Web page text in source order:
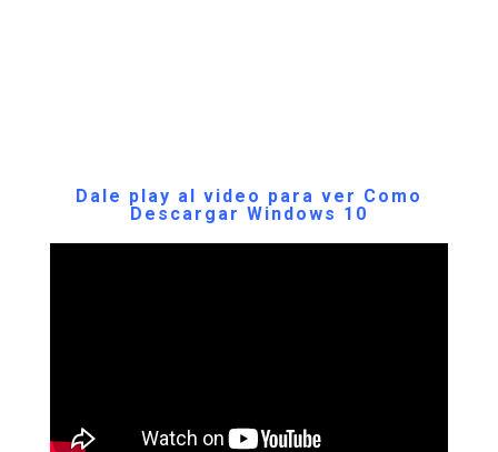
Dale play al video para ver Como
Descargar Windows 10